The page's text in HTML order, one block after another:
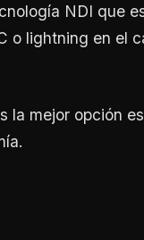
NDI que
o lightning en el
la mejor opción